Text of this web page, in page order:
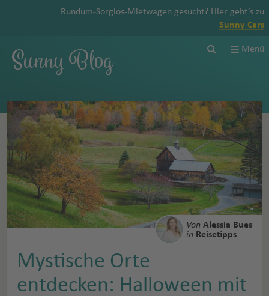
Rundum-Sorglos-Mietwagen gesucht? Hier geht’s zu
Sunny Cars
Sunny Blog Menü
Von Alessia Bues
in Reisetipps
Mystische Orte
entdecken: Halloween mit